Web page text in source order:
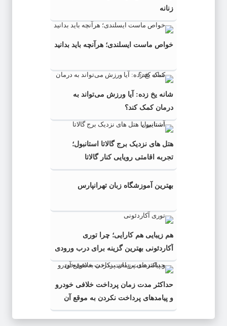
زنانه
خواص ماست ایسلندی؛ هرآنچه باید بدانید
شانه یخ زده: آیا ورزش می‌تواند به
درمان کمک کند؟
هتل های نزدیک برج گالاتا استانبول؛
تجربه اقامتی رویایی کنار گالاتا
بهترین آموزشگاه زبان تهرانپارس
هم زیبایی هم کارایی؛ چرا توری
آکاردئونی بهترین گزینه برای درب ورودی
است؟
حداکثر مدت زمان پرداخت خلافی خودرو
و پیامدهای پرداخت نکردن به موقع آن